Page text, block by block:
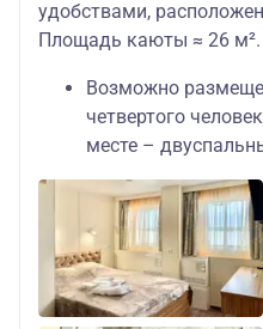
удобствами,
Площадь каюты ≈ 26 м².
Возможно
четвертого
месте –